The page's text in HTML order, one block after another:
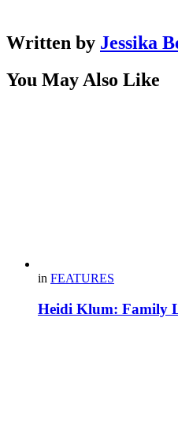
Written by Jessika
You May Also Like
in FEATURES
Heidi Klum: Family